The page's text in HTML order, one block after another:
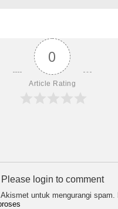
0
Article Rating
Please login to comment
untuk mengurangi spam.